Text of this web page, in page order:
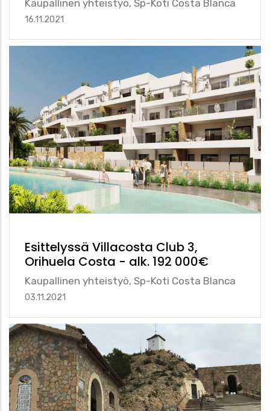
Kaupallinen yhteistyö, Sp-Koti Costa Blanca
16.11.2021
Esittelyssä Villacosta Club 3,
Orihuela Costa - alk. 192 000€
Kaupallinen yhteistyö, Sp-Koti Costa Blanca
03.11.2021